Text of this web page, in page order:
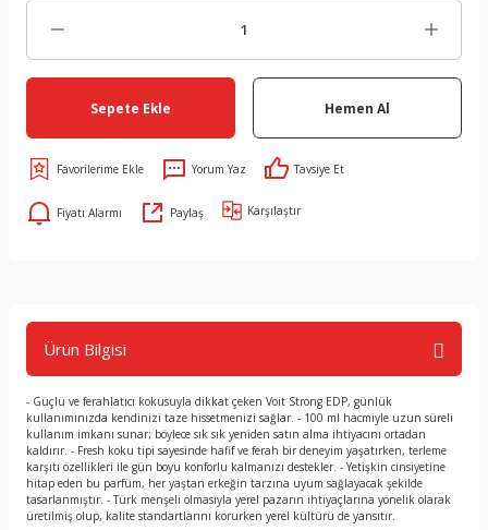
Sepete Ekle Hemen Al
Yorum Yaz Tavsiye Et
Fiyatı Alarmı Paylaş Karşılaştır
Ürün Bilgisi
- Güçlü ve ferahlatıcı kokusuyla dikkat çeken Voit Strong EDP, günlük
kullanımınızda kendinizi taze hissetmenizi sağlar. - 100 ml hacmiyle uzun süreli
kullanım imkanı sunar; böylece sık sık yeniden satın alma ihtiyacını ortadan
kaldırır. - Fresh koku tipi sayesinde hafif ve ferah bir deneyim yaşatırken, terleme
karşıtı özellikleri ile gün boyu konforlu kalmanızı destekler. - Yetişkin cinsiyetine
hitap eden bu parfüm, her yaştan erkeğin tarzına uyum sağlayacak şekilde
tasarlanmıştır. - Türk menşeli olmasıyla yerel pazarın ihtiyaçlarına yönelik olarak
üretilmiş olup, kalite standartlarını korurken yerel kültürü de yansıtır.